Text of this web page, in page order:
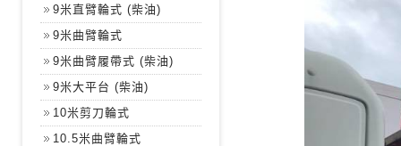
9米直臂輪式 (柴油)
9米曲臂輪式
9米曲臂履帶式 (柴油)
9米大平台 (柴油)
10米剪刀輪式
10.5米曲臂輪式